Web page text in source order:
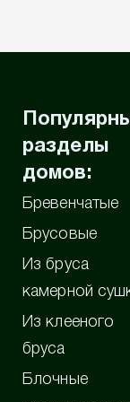
разделы
домов:
Бревенчатые
Брусовые
Из бруса
камерной
Из клееного
бруса
Блочные